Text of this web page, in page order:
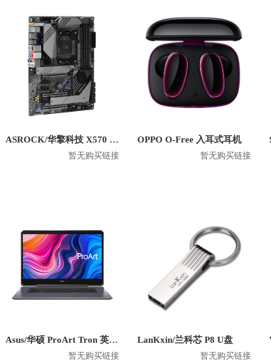
ASROCK/华擎科技 X570 Creator 主板
暂无购买链接
OPPO O-Free 入耳式耳机
暂无购买链接
Asus/华硕 ProArt Tron 英特尔版 2020款 15.6英寸笔记本
暂无购买链接
LanKxin/兰科芯 P8 U盘
暂无购买链接